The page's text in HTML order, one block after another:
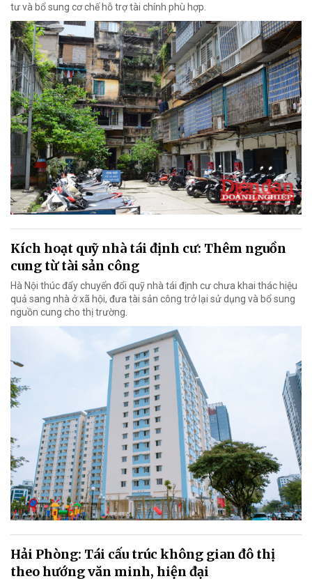
tư và bổ sung cơ chế hỗ trợ tài chính phù hợp.
Kích hoạt quỹ nhà tái định cư: Thêm nguồn
cung từ tài sản công
Hà Nội thúc đẩy chuyển đổi quỹ nhà tái định cư chưa khai thác hiệu
quả sang nhà ở xã hội, đưa tài sản công trở lại sử dụng và bổ sung
nguồn cung cho thị trường.
Hải Phòng: Tái cấu trúc không gian đô thị
theo hướng văn minh, hiện đại